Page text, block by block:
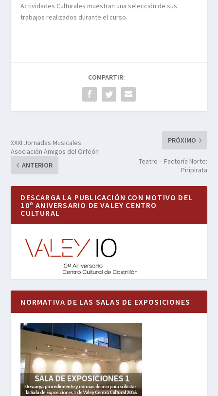
Actividades Culturales muestran una selección de sus
trabajos realizados durante el curso.
COMPARTIR:
XXXI Jornadas Musicales
Asociación Amigos del Orfeón
ANTERIOR
PRÓXIMO
Teatro – Factoría Norte:
Piripirata
DESCARGA LA PUBLICACIÓN CON MOTIVO DEL
10º ANIVERSARIO DE VALEY CENTRO
CULTURAL
NORMATIVA DE LAS SALAS DE EXPOSICIONES